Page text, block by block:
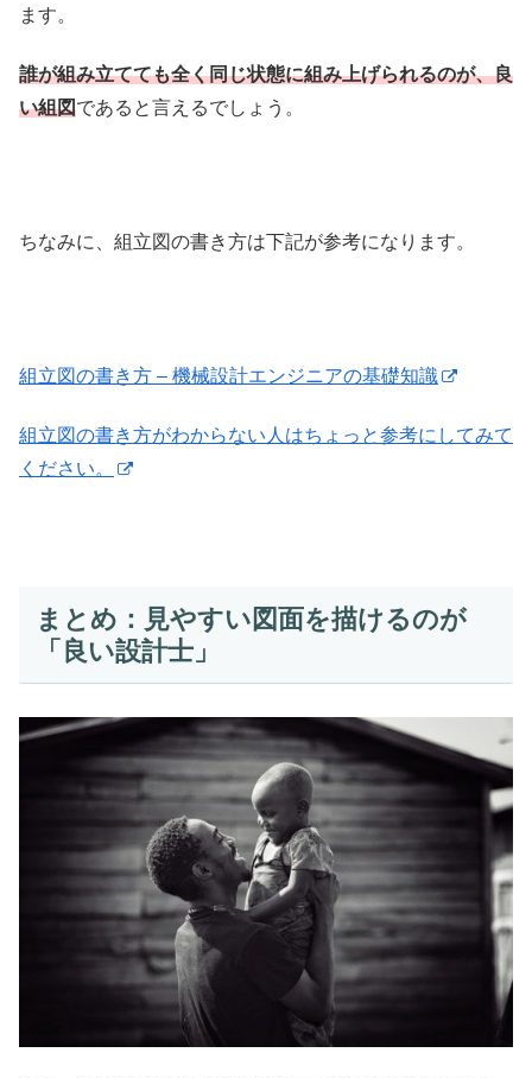
ます。
誰が組み立てても全く同じ状態に組み上げられるのが、良
い組図であると言えるでしょう。
ちなみに、組立図の書き方は下記が参考になります。
組立図の書き方 – 機械設計エンジニアの基礎知識
組立図の書き方がわからない人はちょっと参考にしてみて
ください。
まとめ：見やすい図面を描けるのが
「良い設計士」